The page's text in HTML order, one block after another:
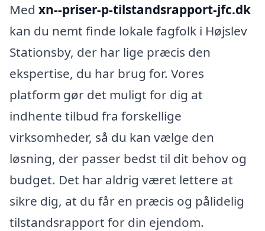
Med xn--priser-p-tilstandsrapport-jfc.dk
kan du nemt finde lokale fagfolk i Højslev
Stationsby, der har lige præcis den
ekspertise, du har brug for. Vores
platform gør det muligt for dig at
indhente tilbud fra forskellige
virksomheder, så du kan vælge den
løsning, der passer bedst til dit behov og
budget. Det har aldrig været lettere at
sikre dig, at du får en præcis og pålidelig
tilstandsrapport for din ejendom.